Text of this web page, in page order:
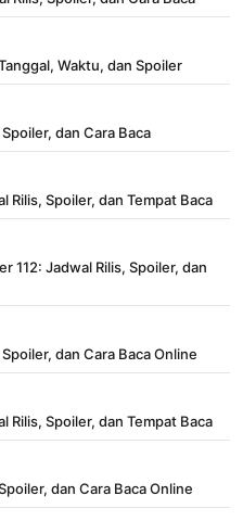
Waktu, dan Spoiler
dan Cara Baca
Rilis, Spoiler, dan Tempat Baca
112: Jadwal Rilis, Spoiler, dan
dan Cara Baca Online
Rilis, Spoiler, dan Tempat Baca
dan Cara Baca Online